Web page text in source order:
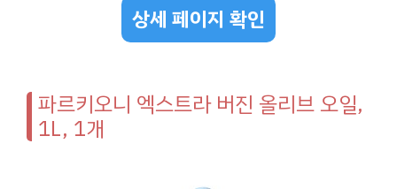
상세 페이지 확인
파르키오니 엑스트라 버진 올리브 오일,
1L, 1개